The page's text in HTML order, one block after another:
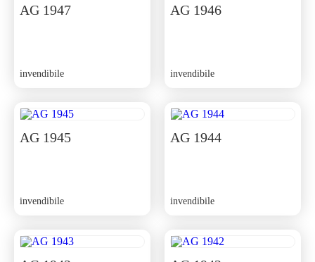
AG 1947
invendibile
AG 1946
invendibile
AG 1945
invendibile
AG 1944
invendibile